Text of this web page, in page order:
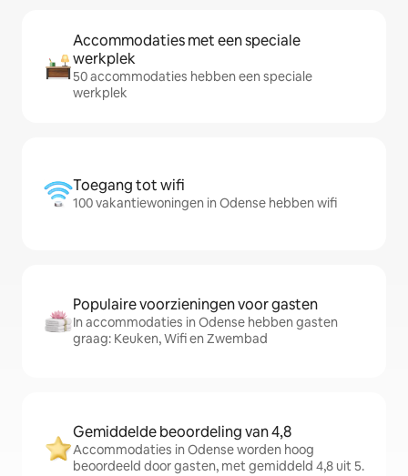
Accommodaties met een speciale
werkplek
50 accommodaties hebben een speciale
werkplek
Toegang tot wifi
100 vakantiewoningen in Odense hebben wifi
Populaire voorzieningen voor gasten
In accommodaties in Odense hebben gasten
graag: Keuken, Wifi en Zwembad
Gemiddelde beoordeling van 4,8
Accommodaties in Odense worden hoog
beoordeeld door gasten, met gemiddeld 4,8 uit 5.